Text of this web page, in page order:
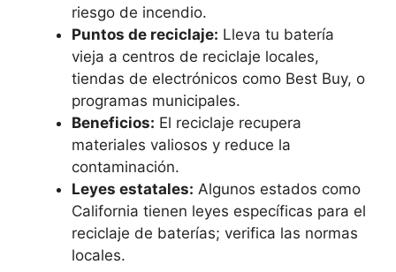
riesgo de incendio.
Puntos de reciclaje: Lleva tu batería
vieja a centros de reciclaje locales,
tiendas de electrónicos como Best Buy, o
programas municipales.
Beneficios: El reciclaje recupera
materiales valiosos y reduce la
contaminación.
Leyes estatales: Algunos estados como
California tienen leyes específicas para el
reciclaje de baterías; verifica las normas
locales.